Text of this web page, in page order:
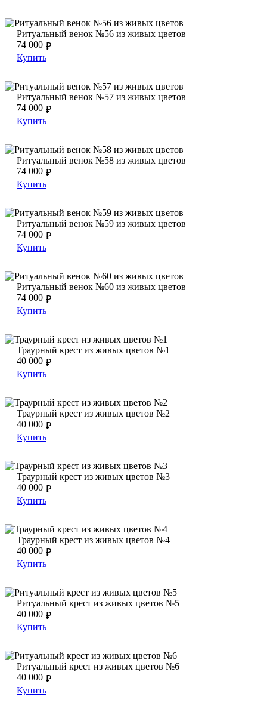
Ритуальный венок №56 из живых цветов
Ритуальный венок №56 из живых цветов
Ритуальный венок №56 из живых цветов
₽
74 000
Купить
Ритуальный венок №57 из живых цветов
Ритуальный венок №57 из живых цветов
Ритуальный венок №57 из живых цветов
₽
74 000
Купить
Ритуальный венок №58 из живых цветов
Ритуальный венок №58 из живых цветов
Ритуальный венок №58 из живых цветов
₽
74 000
Купить
Ритуальный венок №59 из живых цветов
Ритуальный венок №59 из живых цветов
Ритуальный венок №59 из живых цветов
₽
74 000
Купить
Ритуальный венок №60 из живых цветов
Ритуальный венок №60 из живых цветов
Ритуальный венок №60 из живых цветов
₽
74 000
Купить
Траурный крест из живых цветов №1
Траурный крест из живых цветов №1
Траурный крест из живых цветов №1
₽
40 000
Купить
Траурный крест из живых цветов №2
Траурный крест из живых цветов №2
Траурный крест из живых цветов №2
₽
40 000
Купить
Траурный крест из живых цветов №3
Траурный крест из живых цветов №3
Траурный крест из живых цветов №3
₽
40 000
Купить
Траурный крест из живых цветов №4
Траурный крест из живых цветов №4
Траурный крест из живых цветов №4
₽
40 000
Купить
Ритуальный крест из живых цветов №5
Ритуальный крест из живых цветов №5
Ритуальный крест из живых цветов №5
₽
40 000
Купить
Ритуальный крест из живых цветов №6
Ритуальный крест из живых цветов №6
Ритуальный крест из живых цветов №6
₽
40 000
Купить